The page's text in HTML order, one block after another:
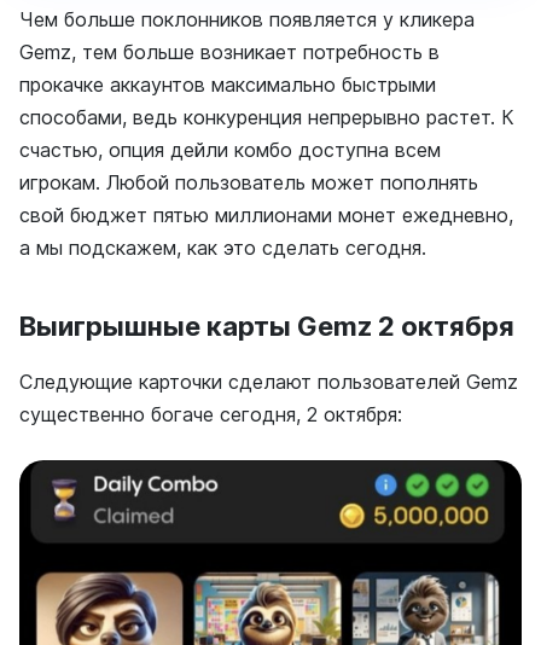
Чем больше поклонников появляется у кликера
Gemz, тем больше возникает потребность в
прокачке аккаунтов максимально быстрыми
способами, ведь конкуренция непрерывно растет. К
счастью, опция дейли комбо доступна всем
игрокам. Любой пользователь может пополнять
свой бюджет пятью миллионами монет ежедневно,
а мы подскажем, как это сделать сегодня.
Выигрышные карты Gemz 2 октября
Следующие карточки сделают пользователей Gemz
существенно богаче сегодня, 2 октября: